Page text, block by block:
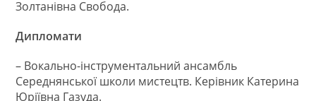
Золтанівна Свобода.
Дипломати
– Вокально-інструментальний ансамбль
Середнянської школи мистецтв. Керівник Катерина
Юріївна Газуда.